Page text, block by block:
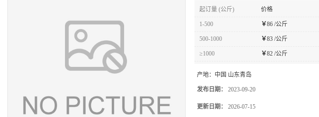
起订量 (公斤) 价格
1-500 ￥86 /公斤
500-1000 ￥83 /公斤
≥1000 ￥82 /公斤
产地： 中国 山东青岛
发布日期： 2023-09-20
更新日期： 2026-07-15